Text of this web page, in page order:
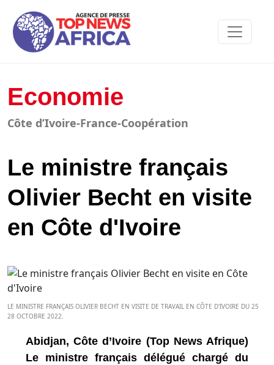
Economie
Côte d’Ivoire-France-Coopération
Le ministre français
Olivier Becht en visite
en Côte d'Ivoire
LE MINISTRE FRANÇAIS OLIVIER BECHT EN VISITE DE TRAVAIL EN CÔTE D'IVOIRE DU 25
28 OCTOBRE 2022.
Abidjan, Côte d’Ivoire (Top News Afrique)
Le ministre français délégué chargé du